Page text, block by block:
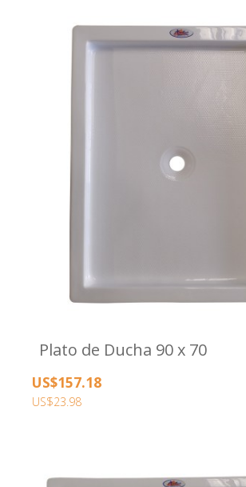
Plato de Ducha 90 x 70
US$157.18
US$23.98